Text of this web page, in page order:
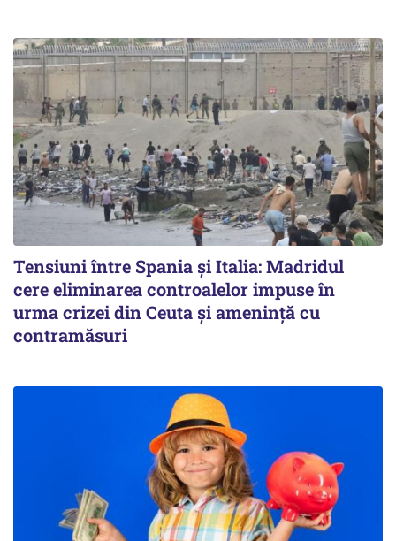
Tensiuni între Spania și Italia: Madridul
cere eliminarea controalelor impuse în
urma crizei din Ceuta și amenință cu
contramăsuri